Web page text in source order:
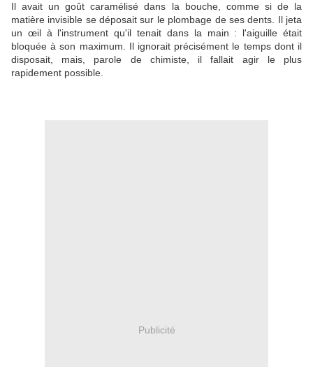
Il avait un goût caramélisé dans la bouche, comme si de la
matière invisible se déposait sur le plombage de ses dents. Il jeta
un œil à l'instrument qu'il tenait dans la main : l'aiguille était
bloquée à son maximum. Il ignorait précisément le temps dont il
disposait, mais, parole de chimiste, il fallait agir le plus
rapidement possible.
Publicité